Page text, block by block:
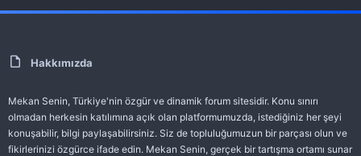
Hakkımızda
Mekan Senin, Türkiye'nin özgür ve dinamik forum sitesidir. Konu sınırı
olmadan herkesin katılımına açık olan platformumuzda, istediğiniz her şeyi
konuşabilir, bilgi paylaşabilirsiniz. Siz de topluluğumuzun bir parçası olun ve
fikirlerinizi özgürce ifade edin. Mekan Senin, gerçek bir tartışma ortamı sunar